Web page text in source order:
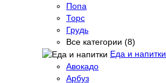
Попа
Торс
Грудь
Все категории (8)
Еда и напитки
Авокадо
Арбуз